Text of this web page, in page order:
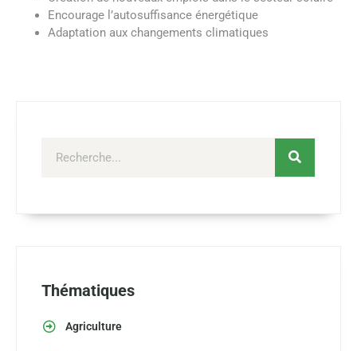
Encourage l’autosuffisance énergétique
Adaptation aux changements climatiques
Thématiques
Agriculture